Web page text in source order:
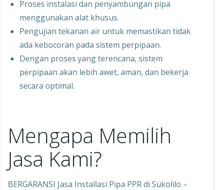
Proses instalasi dan penyambungan pipa
menggunakan alat khusus.
Pengujian tekanan air untuk memastikan tidak
ada kebocoran pada sistem perpipaan.
Dengan proses yang terencana, sistem
perpipaan akan lebih awet, aman, dan bekerja
secara optimal.
Mengapa Memilih
Jasa Kami?
BERGARANSI Jasa Installasi Pipa PPR di Sukolilo –